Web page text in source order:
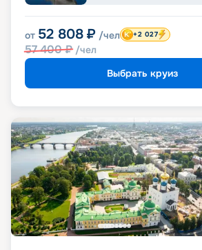
от 52 808 ₽ /чел
57 400₽ /чел
+2 027
Выбрать круиз